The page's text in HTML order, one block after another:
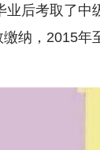
业后考取了
纳，2015